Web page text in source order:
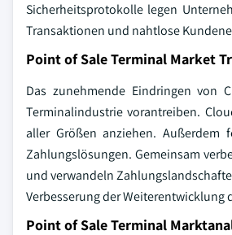
Sicherheitsprotokolle legen
Transaktionen und nahtlose
Point of Sale Terminal Market
Das zunehmende Eindringen von
Terminalindustrie vorantreiben.
aller Größen anziehen. Außerdem
Zahlungslösungen. Gemeinsam
und verwandeln
Verbesserung der
Point of Sale Terminal